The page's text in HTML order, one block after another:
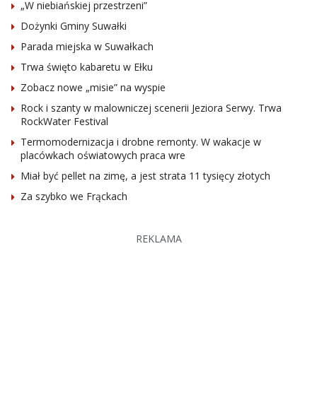
„W niebiańskiej przestrzeni”
Dożynki Gminy Suwałki
Parada miejska w Suwałkach
Trwa święto kabaretu w Ełku
Zobacz nowe „misie” na wyspie
Rock i szanty w malowniczej scenerii Jeziora Serwy. Trwa
RockWater Festival
Termomodernizacja i drobne remonty. W wakacje w
placówkach oświatowych praca wre
Miał być pellet na zimę, a jest strata 11 tysięcy złotych
Za szybko we Frąckach
REKLAMA